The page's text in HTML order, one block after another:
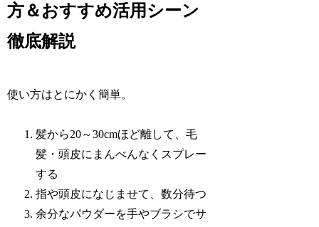
方＆おすすめ活用シーン
徹底解説
使い方はとにかく簡単。
髪から20～30cmほど離して、毛
髪・頭皮にまんべんなくスプレー
する
指や頭皮になじませて、数分待つ
余分なパウダーを手やブラシでサ